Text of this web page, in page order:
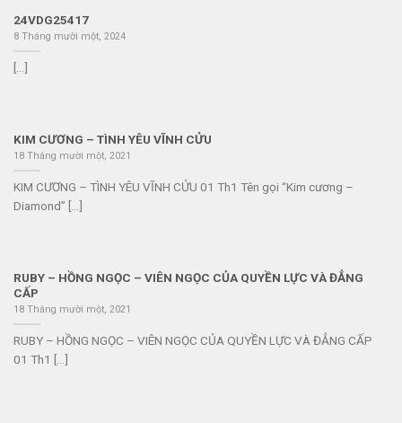
24VDG25417
8 Tháng mười một, 2024
[...]
KIM CƯƠNG – TÌNH YÊU VĨNH CỬU
18 Tháng mười một, 2021
KIM CƯƠNG – TÌNH YÊU VĨNH CỬU 01 Th1 Tên gọi “Kim cương –
Diamond” [...]
RUBY – HỒNG NGỌC – VIÊN NGỌC CỦA QUYỀN LỰC VÀ ĐẲNG
CẤP
18 Tháng mười một, 2021
RUBY – HỒNG NGỌC – VIÊN NGỌC CỦA QUYỀN LỰC VÀ ĐẲNG CẤP
01 Th1 [...]